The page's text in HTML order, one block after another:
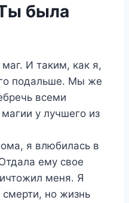
была
И таким, как я,
подальше. Мы же
всеми
у лучшего из
я влюбилась в
ему свое
меня. Я
но жизнь